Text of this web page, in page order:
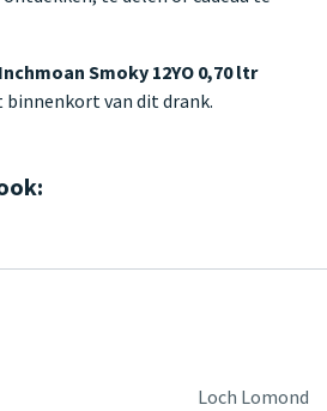
Smoky 12YO 0,70 ltr
binnenkort van dit drank.
Loch Lomond